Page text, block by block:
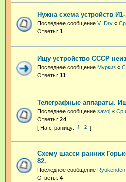
Нужна схема устройств
Последнее сообщение V_Drv «
Ответы: 1
Ищу устройство СССР
Последнее сообщение Муркиз «
Ответы: 11
Телеграфные аппараты.
Последнее сообщение savoj « Ср
Ответы: 24
1 2
Схему шасси ранних
82.
Последнее сообщение Ryukenden
Ответы: 4